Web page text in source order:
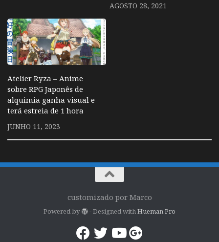
AGOSTO 28, 2021
Atelier Ryza – Anime
sobre RPG Japonês de
alquimia ganha visual e
terá estreia de 1 hora
JUNHO 11, 2023
customizado por Marco
Powered by - Designed withHueman Pro